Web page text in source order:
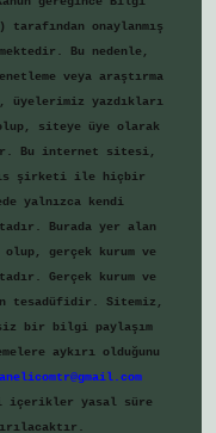
onaylanmış
Bu nedenle,
veya araştırma
üyelerimiz yazdıkları
siteye üye olarak
Bu internet sitesi,
şirketi ile hiçbir
yalnızca kendi
Burada yer alan
gerçek kurum ve
Gerçek kurum ve
tesadüfidir. Sitemiz,
bir bilgi paylaşım
aykırı olduğunu
içerikler yasal süre